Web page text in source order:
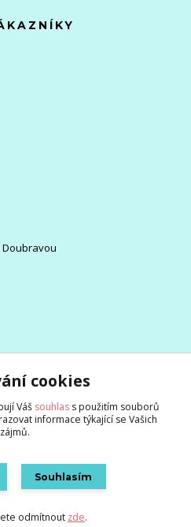
Doubravou
Eshop-rychle.cz
cookies
Váš souhlas s použitím souborů
informace týkající se Vašich
zájmů.
Souhlasím
odmítnout zde.